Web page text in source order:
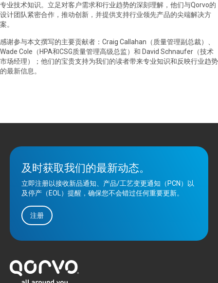
专业技术知识。立足对客户需求和行业趋势的深刻理解，他们与Qorvo的
设计团队紧密合作，推动创新，并提供支持行业领先产品的尖端解决方
案。
感谢参与本文撰写的主要贡献者：Craig Callahan（质量管理副总裁）、
Wade Cole（HPA和CSG质量管理高级总监）和 David Schnaufer（技术
市场经理）；他们的宝贵支持为我们的读者带来专业知识和反映行业趋势
的最新信息。
及时获取我们的最新动态。
立即注册以接收新品通知、产品/工艺变更通知（PCN）以
及停产（EOL）提醒，确保您不会错过任何重要更新。
注册